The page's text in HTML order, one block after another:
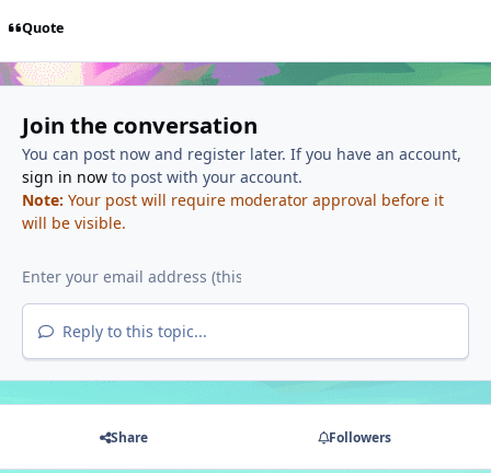
Quote
Join the conversation
You can post now and register later. If you have an account,
sign in nowto post with your account.
Note: Your post will require moderator approval before it
will be visible.
Reply to this topic...
Share Followers